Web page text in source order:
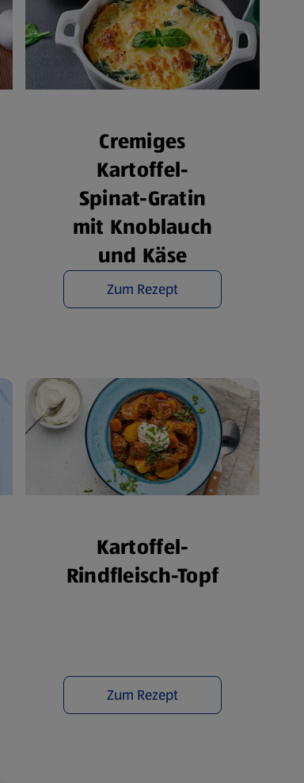
Cremiges
Kartoffel-
Spinat-Gratin
mit Knoblauch
und Käse
Zum Rezept
Kartoffel-
Rindfleisch-Topf
Zum Rezept